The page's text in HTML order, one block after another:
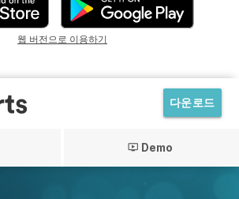
웹 버전으로 이용하기
다운로드
ondemand_video Demo